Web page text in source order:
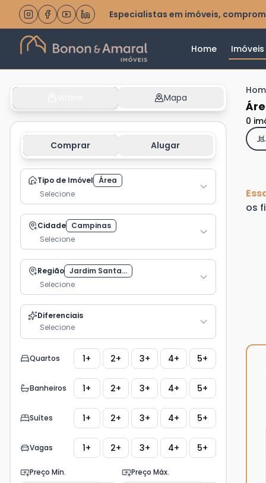
Especialistas em imóveis,
Home Imóveis
Mapa
Comprar Alugar
Tipo de Imóvel Área
Selecione
Cidade Campinas
Selecione
Região Jardim Santa...
Selecione
Diferenciais
Selecione
Quartos 1+ 2+ 3+ 4+ 5+
Banheiros 1+ 2+ 3+ 4+ 5+
Suítes 1+ 2+ 3+ 4+ 5+
Vagas 1+ 2+ 3+ 4+ 5+
Preço Mín. Preço Máx.
0
os